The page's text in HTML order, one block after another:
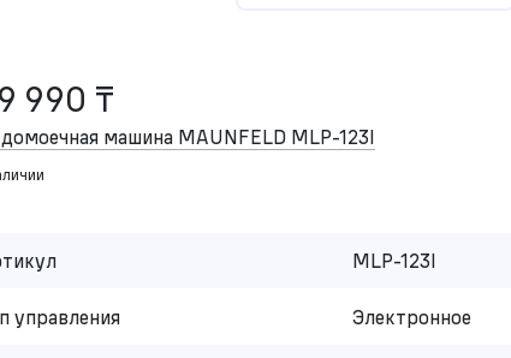
990 ₸
машина MAUNFELD MLP-123I
MLP-123I
управления Электронное